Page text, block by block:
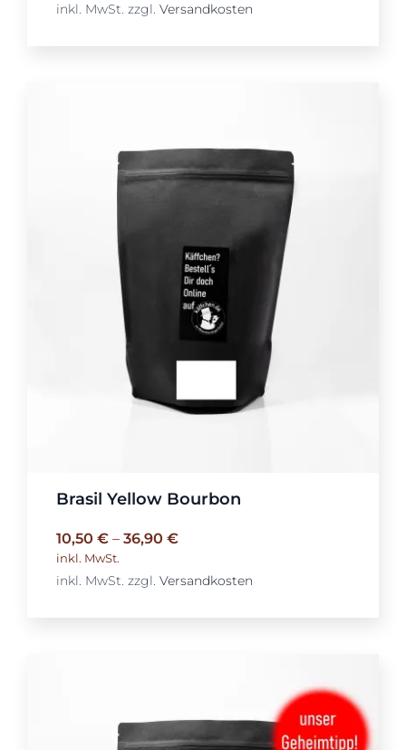
inkl. MwSt. zzgl. Versandkosten
Brasil Yellow Bourbon
10,50 €– 36,90 €
inkl. MwSt.
inkl. MwSt. zzgl. Versandkosten